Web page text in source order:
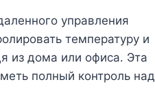
управления
температуру и
из дома или офиса․ Эта
полный контроль над